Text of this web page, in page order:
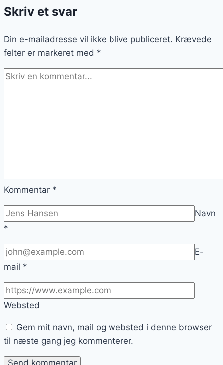
i
Skriv et svar
Din e-mailadresse vil ikke blive publiceret. Krævede
felter er markeret med *
Kommentar *
Navn
*
E-
mail *
Websted
Gem mit navn, mail og websted i denne browser
til næste gang jeg kommenterer.